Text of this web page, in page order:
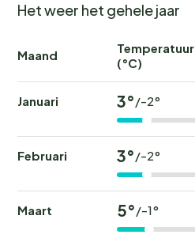
Het weer het gehele jaar
Maand
Temperatuur
(°C)
Januari 3°/-2°
Februari 3°/-2°
Maart 5°/-1°